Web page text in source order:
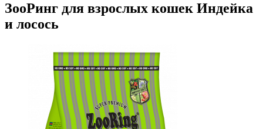
ЗооРинг для взрослых кошек Индейка
и лосось